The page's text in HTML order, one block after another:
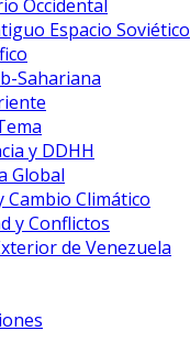
Occidental
Espacio Soviético
Sahariana
y DDHH
Global
Cambio Climático
y Conflictos
de Venezuela